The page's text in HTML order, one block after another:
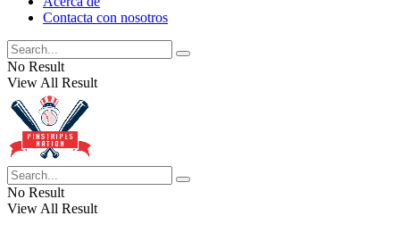
Contacta con nosotros
No Result
View All Result
No Result
View All Result